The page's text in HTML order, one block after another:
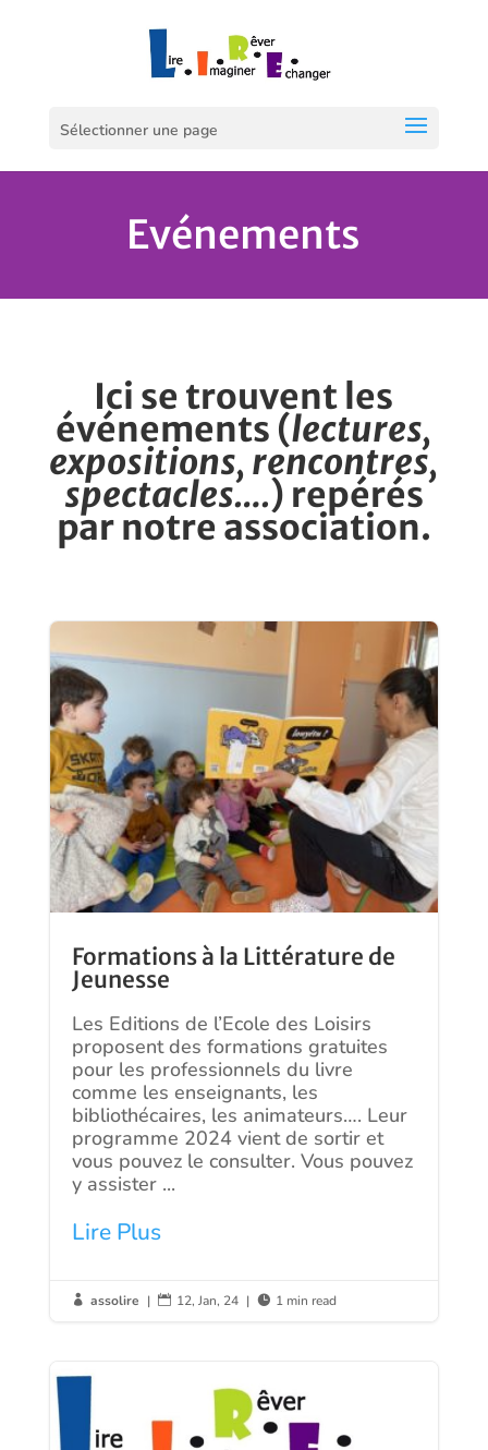
Sélectionner une page
Evénements
Ici se trouvent les
événements (lectures,
expositions, rencontres,
spectacles….) repérés
par notre association.
Formations à la Littérature de
Jeunesse
Les Editions de l’Ecole des Loisirs
proposent des formations gratuites
pour les professionnels du livre
comme les enseignants, les
bibliothécaires, les animateurs…. Leur
programme 2024 vient de sortir et
vous pouvez le consulter. Vous pouvez
y assister ...
Lire Plus
 assolire |  12, Jan, 24 |  1 min read